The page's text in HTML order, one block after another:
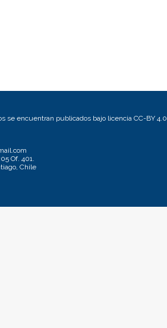
se encuentran publicados bajo licencia CC-BY 4.0
Of. 401.
Chile